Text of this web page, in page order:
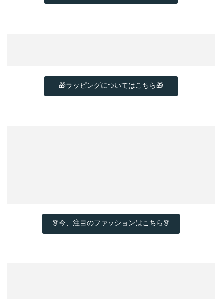
🎁ラッピングについてはこちら🎁
👗今、注目のファッションはこちら👗